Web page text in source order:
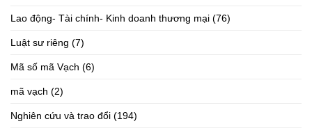
Lao động- Tài chính- Kinh doanh thương mại (76)
Luật sư riêng (7)
Mã số mã Vạch (6)
mã vạch (2)
Nghiên cứu và trao đổi (194)